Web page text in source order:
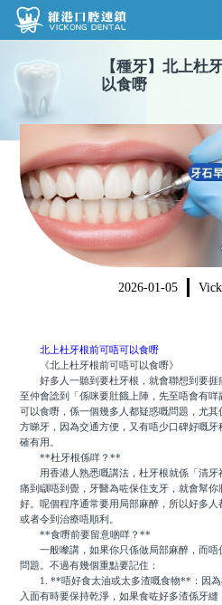
維港首
維港簡
品牌介
環境設
醫院
收費標
N
收費總
植牙
根管收
美學收
箍牙收
醫生團
門診時
【種牙】 北上杜
以食嘢
2026-01-05
北上杜牙根前可唔可以食嘢
《北上杜牙根前可唔可以食嘢》
好多人一聽到要杜牙根，就會聯想到要捱
至仲會諗到「係咪要肚餓上陣，先至唔會有
可以食嘢，係一個幾多人都疑惑嘅問題，尤
方睇牙，因為交通方便，又有唔少口碑好嘅
確有用。
**杜牙根係咩？**
用香港人熟悉嘅講法，杜牙根就係「清牙
痛到瞓唔到覺，牙醫為咗保住支牙，就會幫
好。呢個程序通常要用局部麻醉，所以好多人
或者令到治療唔順利。
**食嘢前要留意啲咩？**
一般嚟講，如果你只係做局部麻醉，而唔
問題。不過有幾個重點要記住：
1. **唔好食太油或太多渣嘅食物**：因為
入面有時要保持乾淨，如果食咗好多渣係牙縫